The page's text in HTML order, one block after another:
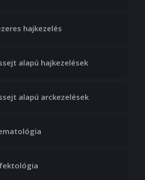
hajkezelés
alapú hajkezelések
alapú arckezelések